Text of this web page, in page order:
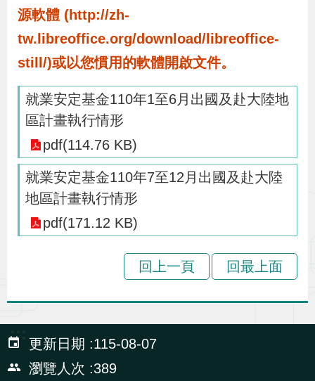
務
線
區
源軟體 (http://zh-
tw.libreoffice.org/download/libreoffice-
still/)或以您慣用的軟體開啟文件。
就業安定基金110年1至6月出國及赴大陸地
區計畫執行情形
pdf(114.76 KB)
就業安定基金110年7至12月出國及赴大陸
地區計畫執行情形
pdf(171.12 KB)
回上一頁 回最上面
:::
更新日期
115-08-07
瀏覽人次
389